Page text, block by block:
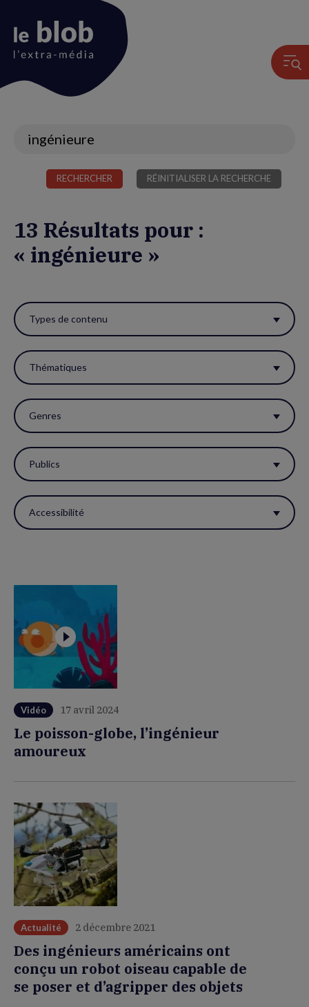
13 Résultats pour :
« ingénieure »
ces
filtres
pour
réactualiser
la
page.
Types de contenu
Thématiques
Genres
Publics
Accessibilité
Vidéo 17 avril 2024
Le poisson-globe, l’ingénieur
amoureux
Actualité 2 décembre 2021
Des ingénieurs américains ont
conçu un robot oiseau capable de
se poser et d’agripper des objets